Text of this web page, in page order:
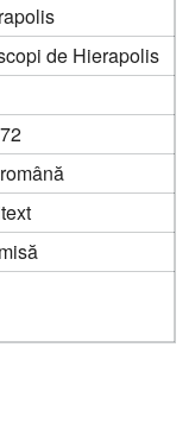
de Hierapolis